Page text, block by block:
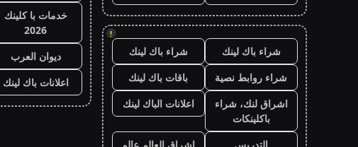
!
شراء باك لينك
شراء باك لينك
شراء روابط نصية
باقات باك لينك
اشراق لنك، شراء
باكلينكات
اعلانات الباك لينك
خدمات با كلينك
2026
ديوان العرب
اعلانات باك لينك